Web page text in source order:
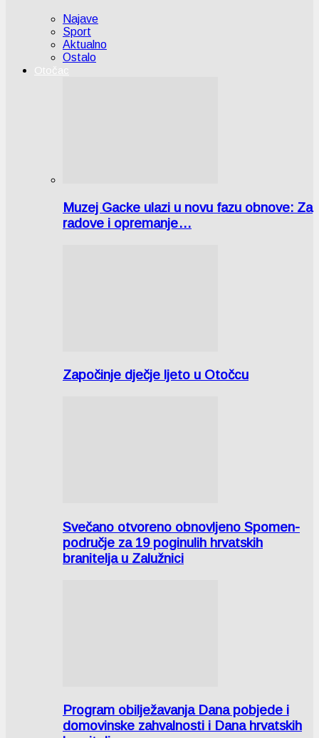
Najave
Sport
Aktualno
Ostalo
Otočac
Muzej Gacke ulazi u novu fazu obnove: Za
radove i opremanje…
Započinje dječje ljeto u Otočcu
Svečano otvoreno obnovljeno Spomen-
područje za 19 poginulih hrvatskih
branitelja u Zalužnici
Program obilježavanja Dana pobjede i
domovinske zahvalnosti i Dana hrvatskih